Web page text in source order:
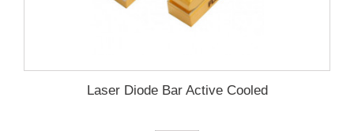
Laser Diode Bar Active Cooled